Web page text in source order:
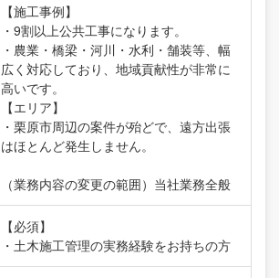
【施工事例】
・9割以上公共工事になります。
・農業・橋梁・河川・水利・舗装等、幅
広く対応しており、地域貢献性が非常に
高いです。
【エリア】
・栗原市周辺の案件が殆どで、遠方出張
はほとんど発生しません。
（業務内容の変更の範囲）当社業務全般
【必須】
・土木施工管理の実務経験をお持ちの方